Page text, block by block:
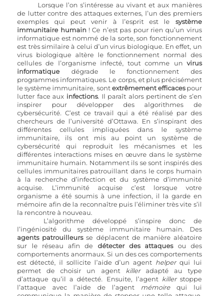
Lorsque l’on s’intéresse au vivant et aux manières
de lutter contre des attaques externes, l’un des premiers
exemples qui peut venir à l’esprit est le système
immunitaire humain ! Ce n’est pas pour rien qu’un virus
informatique est nommé de la sorte, son fonctionnement
est très similaire à celui d’un virus biologique. En effet, un
virus biologique altère le fonctionnement normal des
cellules de l’organisme infecté, tout comme un virus
informatique dégrade le fonctionnement des
programmes informatiques. Le corps, et plus précisément
le système immunitaire, sont extrêmement efficaces pour
lutter face aux infections. Il paraît alors pertinent de s’en
inspirer pour développer des algorithmes de
cybersécurité. C’est ce travail qui a été réalisé par des
chercheurs de l’université d’Ottawa. En s’inspirant des
différentes cellules impliquées dans le système
immunitaire, ils ont mis au point un système de
cybersécurité qui reproduit les mécanismes et les
différentes interactions mises en œuvre dans le système
immunitaire humain. Notamment ils se sont inspirés des
cellules immunitaires patrouillant dans le corps humain
à la recherche d’infection et du système d’immunité
acquise. L’immunité acquise c’est lorsque votre
organisme a été soumis à une infection, il la garde en
mémoire afin de la reconnaître puis l’éliminer très vite s’il
la rencontre à nouveau.
L’algorithme développé s’inspire donc de
l’ingéniosité du système immunitaire humain. Des
agents patrouilleurs se déplacent de manière aléatoire
sur le réseau afin de détecter des attaques ou des
comportements anormaux. Si un des ces comportements
est détecté, il sollicite l’aide d’un agent helper qui lui
permet de choisir un agent killer adapté au type
d’attaque qu’il a détecté. Ensuite, l’agent killer stoppe
l’attaque avec l’aide de l’agent mémoire qui lui